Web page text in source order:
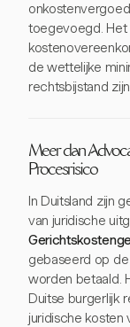
toegevoegd. Het
de wettelijke
rechtsbijstand
Meer dan
Procesrisico
In Duitsland zijn
van juridische
gebaseerd op
worden betaald.
Duitse burgerlijk
juridische kosten